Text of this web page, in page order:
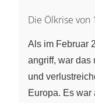
Die Ölkrise von
Als im Februar
angriff, war das
und
Europa. Es